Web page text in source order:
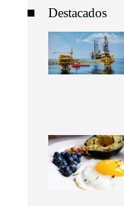
Destacados